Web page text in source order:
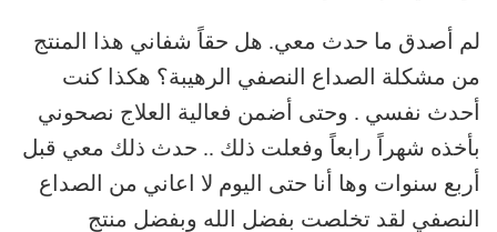
لم أصدق ما حدث معي. هل حقاً شفاني هذا المنتج
من مشكلة الصداع النصفي الرهيبة؟ هكذا كنت
أحدث نفسي . وحتى أضمن فعالية العلاج نصحوني
بأخذه شهراً رابعاً وفعلت ذلك .. حدث ذلك معي قبل
أربع سنوات وها أنا حتى اليوم لا اعاني من الصداع
النصفي لقد تخلصت بفضل الله وبفضل منتج